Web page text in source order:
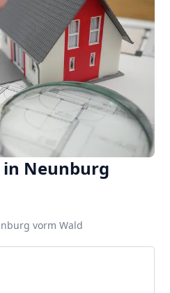
in Neunburg
vorm Wald